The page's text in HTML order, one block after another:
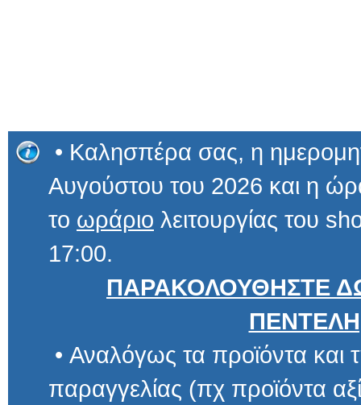
• Καλησπέρα σας, η
Αυγούστου του 2026 και
το ωράριο λειτουργίας του
17:00.
ΠΑΡΑΚΟΛΟΥΘΗΣΤΕ
• Αναλόγως τα προϊόντα και
παραγγελίας (πχ προϊόντα αξίας
είναι εφικτό να προχωρήσει ή να
αντικαταβολή παρά μόνο μετά
οφείλεται στο ότι το site μας τώρα
τους πρώην προμηθευτές μας